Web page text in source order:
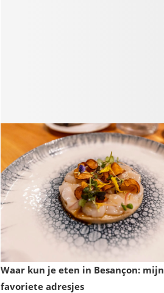
Waar kun je eten in Besançon: mijn
favoriete adresjes